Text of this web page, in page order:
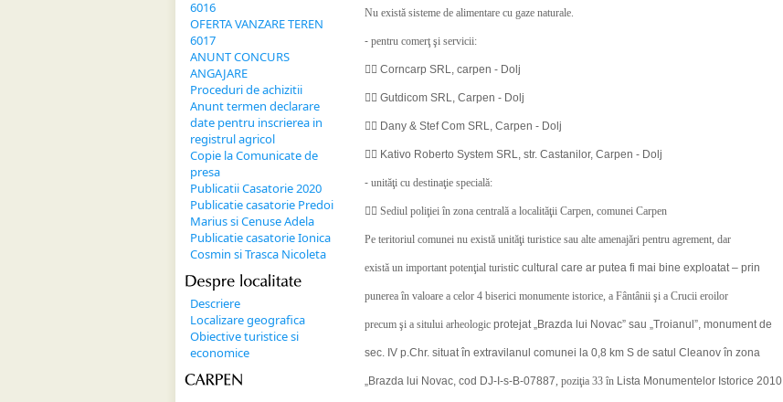
6016
OFERTA VANZARE TEREN
6017
ANUNT CONCURS
ANGAJARE
Proceduri de achizitii
Anunt termen declarare
date pentru inscrierea in
registrul agricol
Copie la Comunicate de
presa
Publicatii Casatorie 2020
Publicatie casatorie Predoi
Marius si Cenuse Adela
Publicatie casatorie Ionica
Cosmin si Trasca Nicoleta
Despre localitate
Descriere
Localizare geografica
Obiective turistice si
economice
CARPEN
Nu există sisteme de alimentare cu gaze naturale.
- pentru comerţ şi servicii:
 Corncarp SRL, carpen - Dolj
 Gutdicom SRL, Carpen - Dolj
 Dany & Stef Com SRL, Carpen - Dolj
 Kativo Roberto System SRL, str. Castanilor, Carpen - Dolj
- unităţi cu destinaţie specială:
 Sediul poliţiei în zona centrală a localităţii Carpen, comunei Carpen
Pe teritoriul comunei nu există unităţi turistice sau alte amenajări pentru agrement, dar
există un important potenţial turistic cultural care ar putea fi mai bine exploatat – prin
punerea în valoare a celor 4 biserici monumente istorice, a Fântânii şi a Crucii eroilor
precum şi a sitului arheologic protejat „Brazda lui Novac” sau „Troianul”, monument de
sec. IV p.Chr. situat în extravilanul comunei la 0,8 km S de satul Cleanov în zona
„Brazda lui Novac, cod DJ-I-s-B-07887, poziţia 33 în Lista Monumentelor Istorice 2010